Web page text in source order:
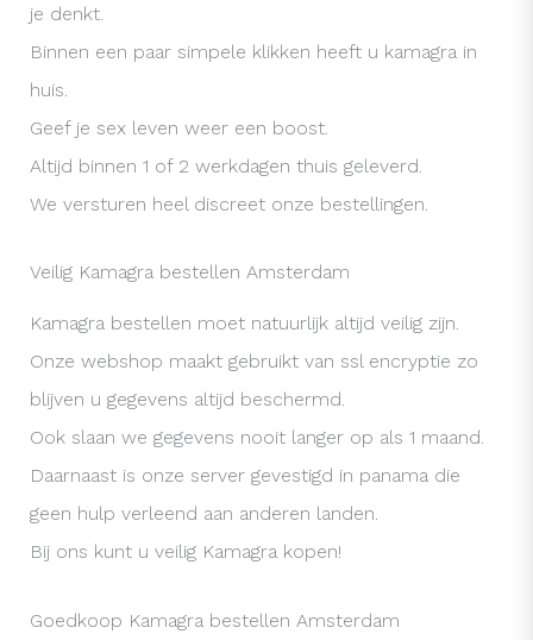
je denkt.
Binnen een paar simpele klikken heeft u kamagra in
huis.
Geef je sex leven weer een boost.
Altijd binnen 1 of 2 werkdagen thuis geleverd.
We versturen heel discreet onze bestellingen.
Veilig Kamagra bestellen Amsterdam
Kamagra bestellen moet natuurlijk altijd veilig zijn.
Onze webshop maakt gebruikt van ssl encryptie zo
blijven u gegevens altijd beschermd.
Ook slaan we gegevens nooit langer op als 1 maand.
Daarnaast is onze server gevestigd in panama die
geen hulp verleend aan anderen landen.
Bij ons kunt u veilig Kamagra kopen!
Goedkoop Kamagra bestellen Amsterdam